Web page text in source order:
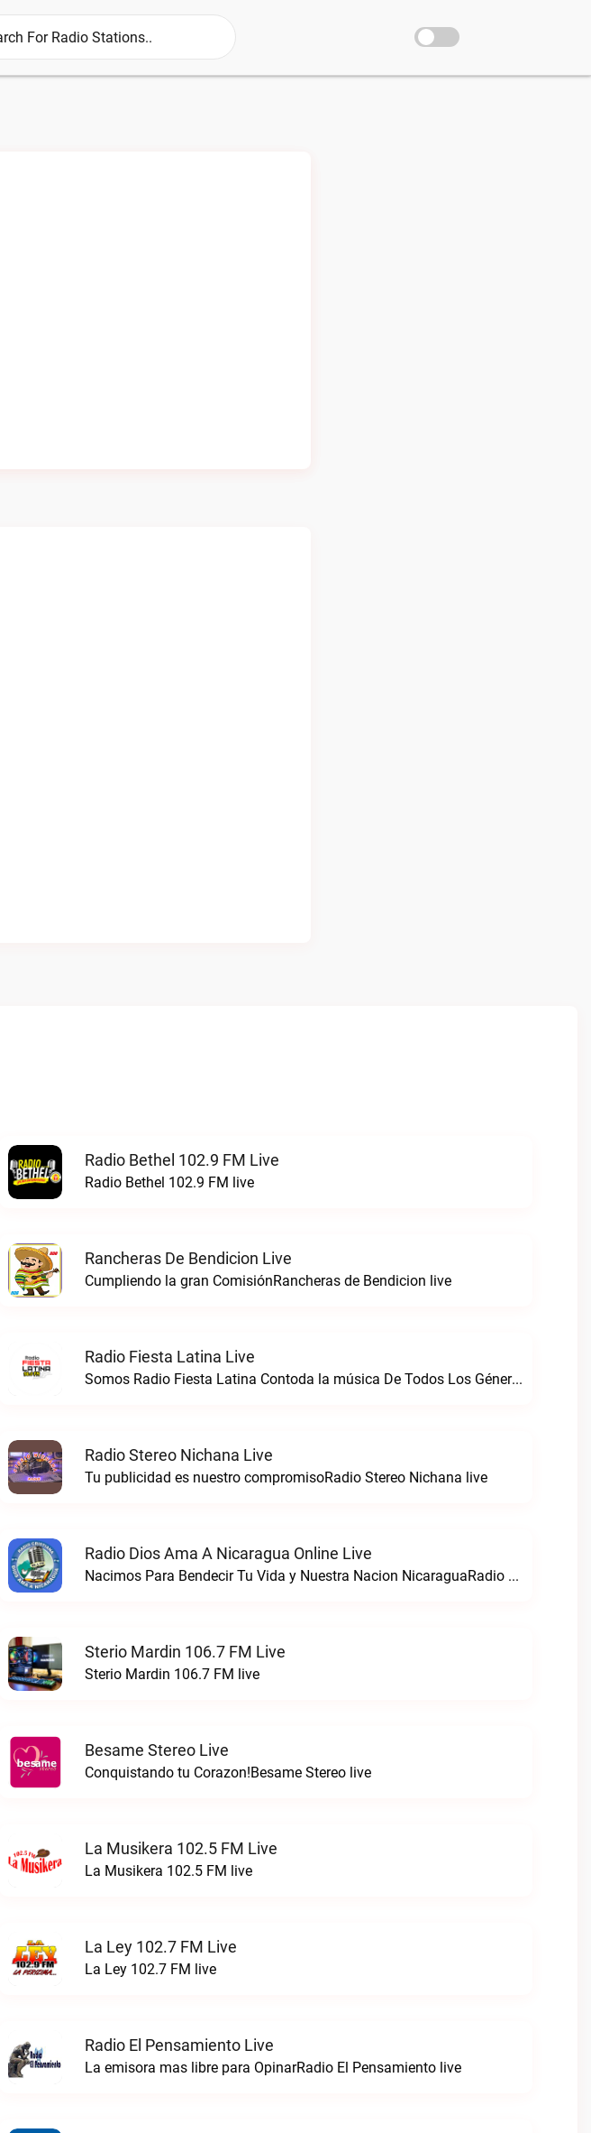
Radio Bethel 102.9 FM Live
Radio Bethel 102.9 FM live
Rancheras De Bendicion Live
Cumpliendo la gran ComisiónRancheras de Bendicion live
Radio Fiesta Latina Live
Somos Radio Fiesta Latina Contoda la música De Todos Los Géneros. 98 .0 FMRadio Fiesta Latina live
Radio Stereo Nichana Live
Tu publicidad es nuestro compromisoRadio Stereo Nichana live
Radio Dios Ama A Nicaragua Online Live
Nacimos Para Bendecir Tu Vida y Nuestra Nacion NicaraguaRadio Dios Ama a Nicaragua Online live
Sterio Mardin 106.7 FM Live
Sterio Mardin 106.7 FM live
Besame Stereo Live
Conquistando tu Corazon!Besame Stereo live
La Musikera 102.5 FM Live
La Musikera 102.5 FM live
La Ley 102.7 FM Live
La Ley 102.7 FM live
Radio El Pensamiento Live
La emisora mas libre para OpinarRadio El Pensamiento live